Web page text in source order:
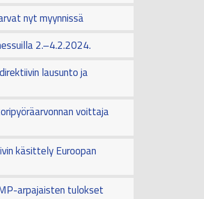
nyt myynnissä
2.–4.2.2024.
lausunto ja
voittaja
käsittely Euroopan
arpajaisten tulokset